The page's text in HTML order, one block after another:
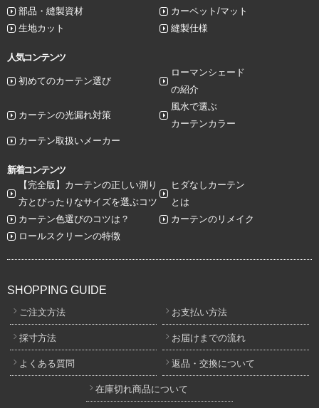
部品・縫製資材
カーペット/マット
生地カット
縫製仕様
人気コンテンツ
初めてのカーテン選び
ローマンシェード
の紹介
カーテンの光漏れ対策
風水で選ぶ
カーテンカラー
カーテン取扱いメーカー
新着コンテンツ
【完全版】カーテンの正しい測り
方とぴったりなサイズを選ぶコツ
ヒダなしカーテン
とは
カーテン色選びのコツは？
カーテンのリメイク
ロールスクリーンの特徴
SHOPPING GUIDE
ご注文方法 お支払い方法
採寸方法 お届けまでの流れ
よくある質問 返品・交換について
在庫切れ商品について